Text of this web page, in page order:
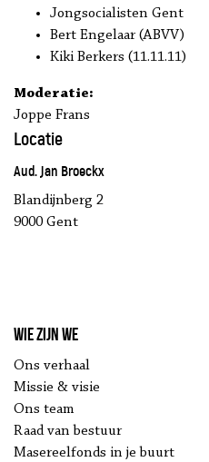
Jongsocialisten Gent
Bert Engelaar (ABVV)
Kiki Berkers (11.11.11)
Moderatie:
Joppe Frans
Locatie
Aud. Jan Broeckx
Blandijnberg 2
9000 Gent
Wie zijn we
Ons verhaal
Missie & visie
Ons team
Raad van bestuur
Masereelfonds in je buurt